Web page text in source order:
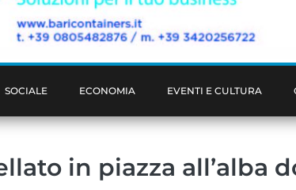
SOCIALE ECONOMIA EVENTI E CULTURA
in piazza all’alba